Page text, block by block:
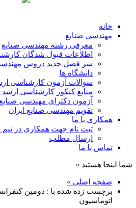
خانه
مهندسی صنایع
معرفی رشته مهندسی صنایع
اطلاعات قبول شدگان
سر فصل جدید دروس
دانشگاه ها
سوالات آزمون کارشناسی
منابع کنکور کارشناسی
آزمون دکترای مهندسی صنایع
تقویم مهندسی صنایع ایران
همکاری با ما
ثبت نام جهت همکاری در تیم
ارسال مطلب
تماس با ما
شما اینجا هستید »
صفحه اصلی »
برچسب زده شده با : دومين
اتوماسيون